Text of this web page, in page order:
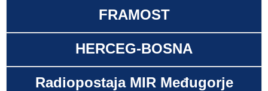
FRAMOST
HERCEG-BOSNA
Radiopostaja MIR Međugorje